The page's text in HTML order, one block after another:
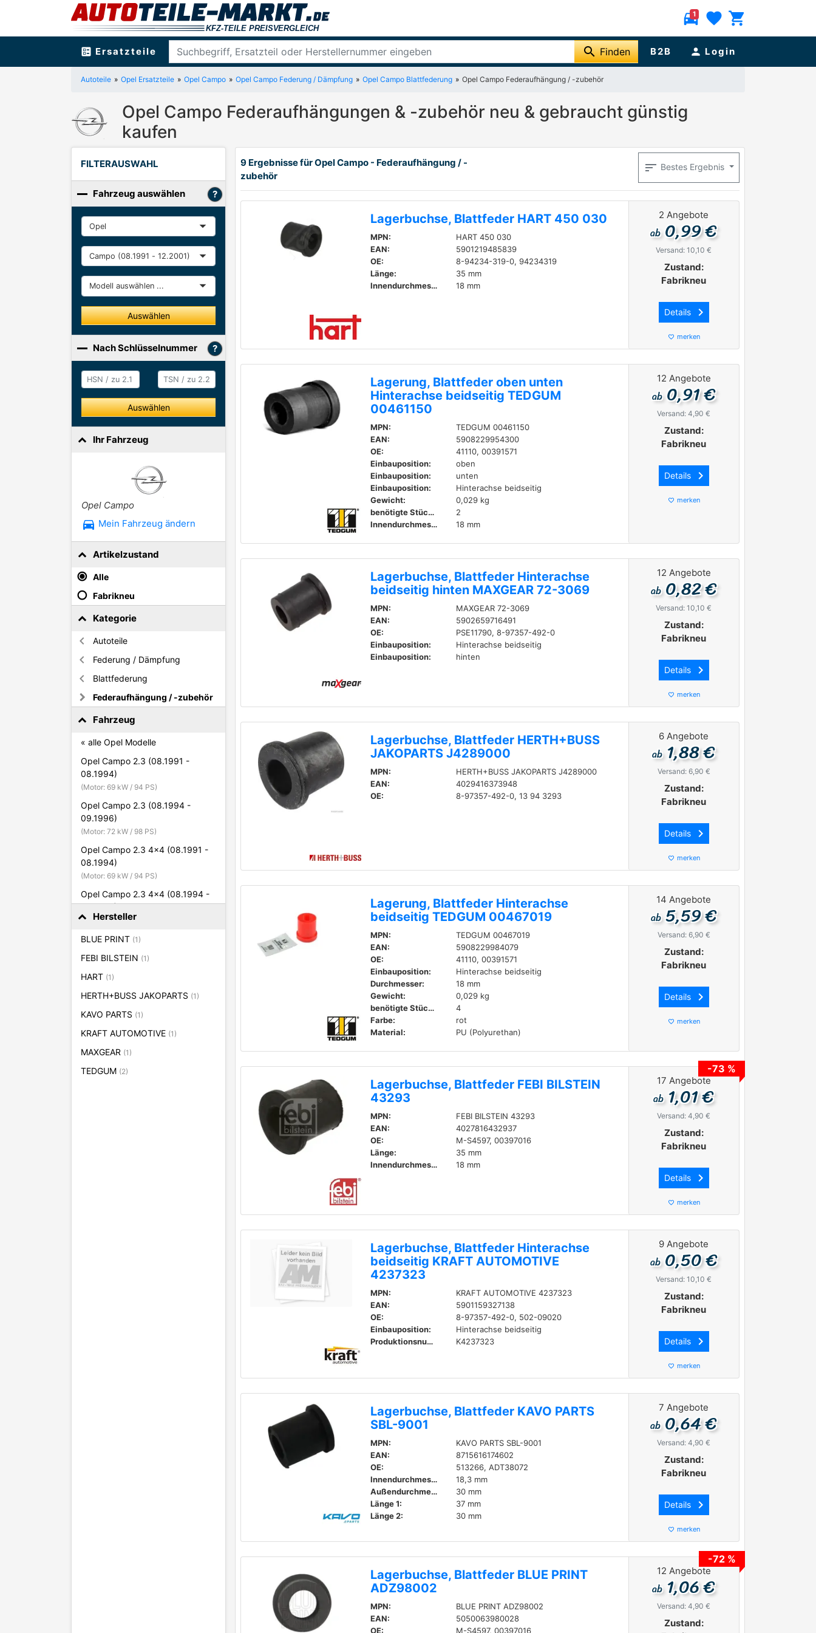
directions_car
1 favorite shopping_cart
ballot Ersatzteile search Finden B2B person Login
Autoteile Opel Ersatzteile Opel Campo Opel Campo Federung / Dämpfung Opel Campo Blattfederung Opel Campo Federaufhängung / -zubehör
Opel Campo Federaufhängungen & -zubehör neu & gebraucht günstig
kaufen
FILTERAUSWAHL
Fahrzeug auswählen
Hersteller
Baureihe
Modell
Auswählen
Nach Schlüsselnummer
HSN / zu 2.1 HSN / zu 2.2
Auswählen
Ihr Fahrzeug
Opel Campo
directions_car Mein Fahrzeug ändern
Artikelzustand
Alle
Fabrikneu
Kategorie
Autoteile
Federung / Dämpfung
Blattfederung
Federaufhängung / -zubehör
Fahrzeug
« alle Opel Modelle
Opel Campo 2.3 (08.1991 -
08.1994)
(Motor: 69 kW / 94 PS)
Opel Campo 2.3 (08.1994 -
09.1996)
(Motor: 72 kW / 98 PS)
Opel Campo 2.3 4x4 (08.1991 -
08.1994)
(Motor: 69 kW / 94 PS)
Opel Campo 2.3 4x4 (08.1994 -
09.1996)
(Motor: 72 kW / 98 PS)
Opel Campo 2.5 D (08.1991 -
(Motor: 56 kW / 76 PS)
Opel Campo 2.5 D 4x4 (08.1991
- 06.1994)
12.2001)
(Motor: 74 kW / 101 PS)
Opel Campo 2.5 DTI 4x4
Hersteller
BLUE PRINT (1)
FEBI BILSTEIN (1)
HART (1)
HERTH+BUSS JAKOPARTS (1)
KAVO PARTS (1)
KRAFT AUTOMOTIVE (1)
MAXGEAR (1)
TEDGUM (2)
9 Ergebnisse für Opel Campo - Federaufhängung / -
zubehör
sort Bestes Ergebnis
Lagerbuchse, Blattfeder HART 450 030
MPN:
HART 450 030
EAN:
5901219485839
OE:
8-94234-319-0, 94234319
Länge:
35 mm
Innendurchmesser:
18 mm
2 Angebote
ab0,99 €
Versand: 10,10 €
Zustand:
Fabrikneu
Details keyboard_arrow_right
favorite_border merken
Lagerung, Blattfeder oben unten
Hinterachse beidseitig TEDGUM
00461150
MPN:
TEDGUM 00461150
EAN:
5908229954300
OE:
41110, 00391571
Einbauposition:
oben
Einbauposition:
unten
Einbauposition:
Hinterachse beidseitig
Gewicht:
0,029 kg
benötigte Stückzahl:
2
Innendurchmesser:
18 mm
12 Angebote
ab0,91 €
Versand: 4,90 €
Zustand:
Fabrikneu
Details keyboard_arrow_right
favorite_border merken
Lagerbuchse, Blattfeder Hinterachse
beidseitig hinten MAXGEAR 72-3069
MPN:
MAXGEAR 72-3069
EAN:
5902659716491
OE:
PSE11790, 8-97357-492-0
Einbauposition:
Hinterachse beidseitig
Einbauposition:
hinten
12 Angebote
ab0,82 €
Versand: 10,10 €
Zustand:
Fabrikneu
Details keyboard_arrow_right
favorite_border merken
Lagerbuchse, Blattfeder HERTH+BUSS
JAKOPARTS J4289000
MPN:
HERTH+BUSS JAKOPARTS J4289000
EAN:
4029416373948
OE:
8-97357-492-0, 13 94 3293
6 Angebote
ab1,88 €
Versand: 6,90 €
Zustand:
Fabrikneu
Details keyboard_arrow_right
favorite_border merken
Lagerung, Blattfeder Hinterachse
beidseitig TEDGUM 00467019
MPN:
TEDGUM 00467019
EAN:
5908229984079
OE:
41110, 00391571
Einbauposition:
Hinterachse beidseitig
Durchmesser:
18 mm
Gewicht:
0,029 kg
benötigte Stückzahl:
4
Farbe:
rot
Material:
PU (Polyurethan)
14 Angebote
ab5,59 €
Versand: 6,90 €
Zustand:
Fabrikneu
Details keyboard_arrow_right
favorite_border merken
Lagerbuchse, Blattfeder FEBI BILSTEIN
43293
MPN:
FEBI BILSTEIN 43293
EAN:
4027816432937
OE:
M-S4597, 00397016
Länge:
35 mm
Innendurchmesser:
18 mm
-73 %
17 Angebote
ab1,01 €
Versand: 4,90 €
Zustand:
Fabrikneu
Details keyboard_arrow_right
favorite_border merken
Lagerbuchse, Blattfeder Hinterachse
beidseitig KRAFT AUTOMOTIVE
4237323
MPN:
KRAFT AUTOMOTIVE 4237323
EAN:
5901159327138
OE:
8-97357-492-0, 502-09020
Einbauposition:
Hinterachse beidseitig
Produktionsnummer:
K4237323
9 Angebote
ab0,50 €
Versand: 10,10 €
Zustand:
Fabrikneu
Details keyboard_arrow_right
favorite_border merken
Lagerbuchse, Blattfeder KAVO PARTS
SBL-9001
MPN:
KAVO PARTS SBL-9001
EAN:
8715616174602
OE:
513266, ADT38072
Innendurchmesser:
18,3 mm
Außendurchmesser:
30 mm
Länge 1:
37 mm
Länge 2:
30 mm
7 Angebote
ab0,64 €
Versand: 4,90 €
Zustand:
Fabrikneu
Details keyboard_arrow_right
favorite_border merken
Lagerbuchse, Blattfeder BLUE PRINT
ADZ98002
MPN:
BLUE PRINT ADZ98002
EAN:
5050063980028
OE:
M-S4597, 00397016
-72 %
12 Angebote
ab1,06 €
Versand: 4,90 €
Zustand: